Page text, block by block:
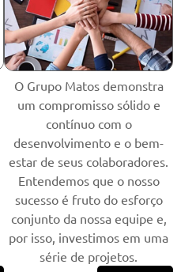
O Grupo Matos demonstra
um compromisso sólido e
contínuo com o
desenvolvimento e o bem-
estar de seus colaboradores.
Entendemos que o nosso
sucesso é fruto do esforço
conjunto da nossa equipe e,
por isso, investimos em uma
série de projetos.